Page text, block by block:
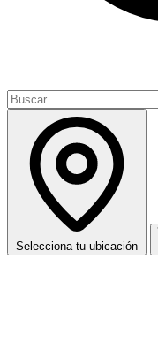
Selecciona tu ubicación